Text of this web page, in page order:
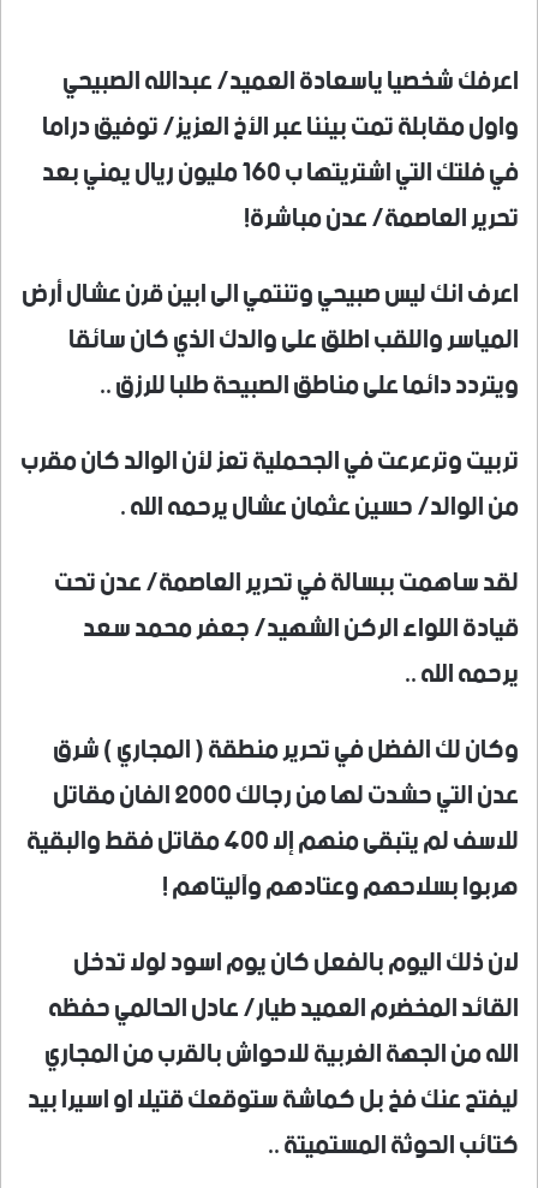
اعرفك شخصيا ياسعادة العميد/ عبدالله الصبيحي
واول مقابلة تمت بيننا عبر الأخ العزيز/ توفيق دراما
في فلتك التي اشتريتها ب 160 مليون ريال يمني بعد
تحرير العاصمة/ عدن مباشرة!
اعرف انك ليس صبيحي وتنتمي الى ابين قرن عشال أرض
المياسر واللقب اطلق على والدك الذي كان سائقا
ويتردد دائما على مناطق الصبيحة طلبا للرزق ..
تربيت وترعرعت في الجحملية تعز لأن الوالد كان مقرب
من الوالد/ حسين عثمان عشال يرحمه الله .
لقد ساهمت ببسالة في تحرير العاصمة/ عدن تحت
قيادة اللواء الركن الشهيد/ جعفر محمد سعد
يرحمه الله ..
وكان لك الفضل في تحرير منطقة ( المجاري ) شرق
عدن التي حشدت لها من رجالك 2000 الفان مقاتل
للاسف لم يتبقى منهم إلا 400 مقاتل فقط والبقية
هربوا بسلاحهم وعتادهم وآليتاهم !
لان ذلك اليوم بالفعل كان يوم اسود لولا تدخل
القائد المخضرم العميد طيار/ عادل الحالمي حفظه
الله من الجهة الغربية للاحواش بالقرب من المجاري
ليفتح عنك فخ بل كماشة ستوقعك قتيلا او اسيرا بيد
كتائب الحوثة المستميتة ..